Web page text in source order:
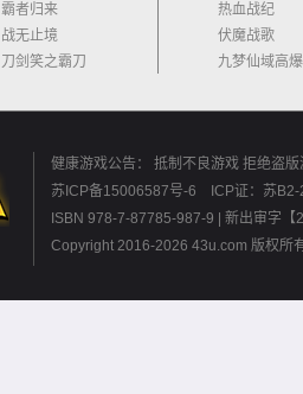
霸者归来
战无止境
刀剑笑之霸刀
热血战纪
伏魔战歌
九梦仙域高
健康游戏公告： 抵制不良游戏 拒绝盗
苏ICP备15006587号-6
ICP证：苏
ISBN 978-7-87785-987-9 | 新出审字
Copyright 2016-2026 43u.com 版权所